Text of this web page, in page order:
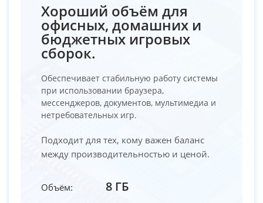
Хороший объём для
офисных, домашних и
бюджетных игровых
сборок.
Обеспечивает стабильную работу системы
при использовании браузера,
мессенджеров, документов, мультимедиа и
нетребовательных игр.
Подходит для тех, кому важен баланс
между производительностью и ценой.
Объём: 8 ГБ